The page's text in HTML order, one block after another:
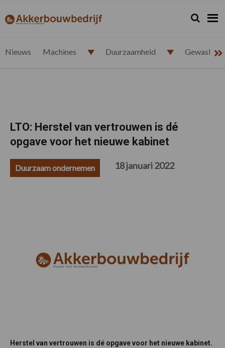
de
de
de
de
akkerbouwbedrijf.nl Zoeken...
Zoek
Nieuws Machines Duurzaamheid
LTO: Herstel van vertrouwen is dé
opgave voor het nieuwe kabinet
Duurzaam ondernemen 18 januari 2022
Herstel van vertrouwen is dé opgave voor het nieuwe kabinet.